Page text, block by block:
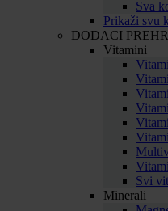
Sva
Prikaži svu
DODACI
Vitamini
Svi
Minerali